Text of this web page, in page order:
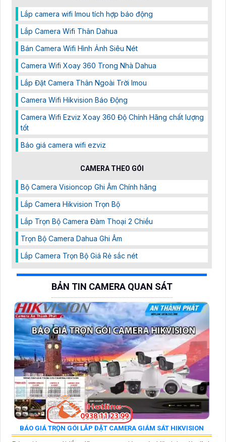
Lắp camera wifi Imou tích hợp báo động
Lắp Camera Wifi Thân Dahua
Bán Camera Wifi Hình Ảnh Siêu Nét
Camera Wifi Xoay 360 Trong Nhà Dahua
Lắp Đặt Camera Thân Ngoài Trời Imou
Camera Wifi Hikvision Báo Động
Camera Wifi Ezviz Xoay 360 Độ Chính Hãng chất lượng
tốt
Báo giá camera wifi ezviz
CAMERA THEO GÓI
Bộ Camera Visioncop Ghi Âm Chính hãng
Lắp Camera Hikvision Trọn Bộ
Lắp Trọn Bộ Camera Đàm Thoại 2 Chiều
Trọn Bộ Camera Dahua Ghi Âm
Lắp Camera Trọn Bộ Giá Rẻ sắc nét
BẢN TIN CAMERA QUAN SÁT
BÁO GIÁ TRỌN GÓI LẮP ĐẶT CAMERA GIÁM SÁT HIKVISION